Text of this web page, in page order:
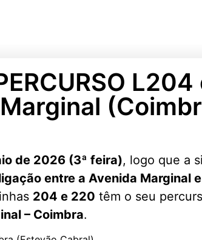
de 2026 (3ª feira), logo que a
entre a Avenida Marginal
204 e 220 têm o seu
– Coimbra.